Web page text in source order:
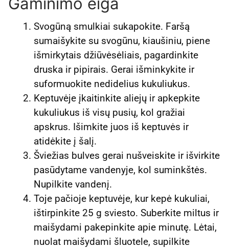
Svogūną smulkiai sukapokite. Faršą
sumaišykite su svogūnu, kiaušiniu, piene
išmirkytais džiūvėsėliais, pagardinkite
druska ir pipirais. Gerai išminkykite ir
suformuokite nedidelius kukuliukus.
Keptuvėje įkaitinkite aliejų ir apkepkite
kukuliukus iš visų pusių, kol gražiai
apskrus. Išimkite juos iš keptuvės ir
atidėkite į šalį.
Šviežias bulves gerai nušveiskite ir išvirkite
pasūdytame vandenyje, kol suminkštės.
Nupilkite vandenį.
Toje pačioje keptuvėje, kur kepė kukuliai,
ištirpinkite 25 g sviesto. Suberkite miltus ir
maišydami pakepinkite apie minutę. Lėtai,
nuolat maišydami šluotele, supilkite